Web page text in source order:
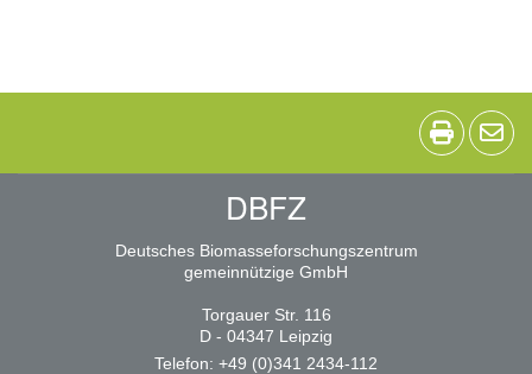
DBFZ
Deutsches Biomasseforschungszentrum
gemeinnützige GmbH
Torgauer Str. 116
D - 04347 Leipzig
Telefon: +49 (0)341 2434-112